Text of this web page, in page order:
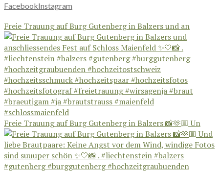
FacebookInstagram
Freie Trauung auf Burg Gutenberg in Balzers und an
Freie Trauung auf Burg Gutenberg in Balzers 📸🫶🏼 Un